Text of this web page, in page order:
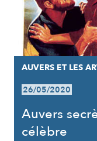
AUVERS ET LES
26/05/2020
Auvers
célèbre